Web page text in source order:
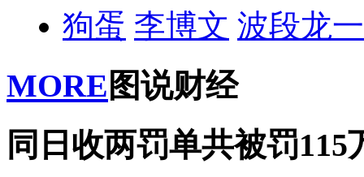
狗蛋 李博文 波段龙一
MORE 图说财经
同日收两罚单共被罚